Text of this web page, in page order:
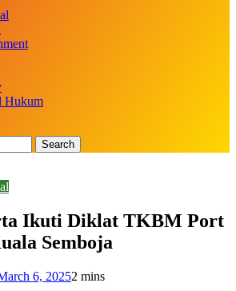
Hukum
Ikuti Diklat TKBM Port
Semboja
6, 20252 mins